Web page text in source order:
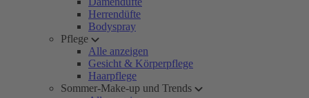
Herrendüfte
Bodyspray
Pflege
Alle anzeigen
Gesicht & Körperpflege
Haarpflege
Sommer-Make-up und Trends